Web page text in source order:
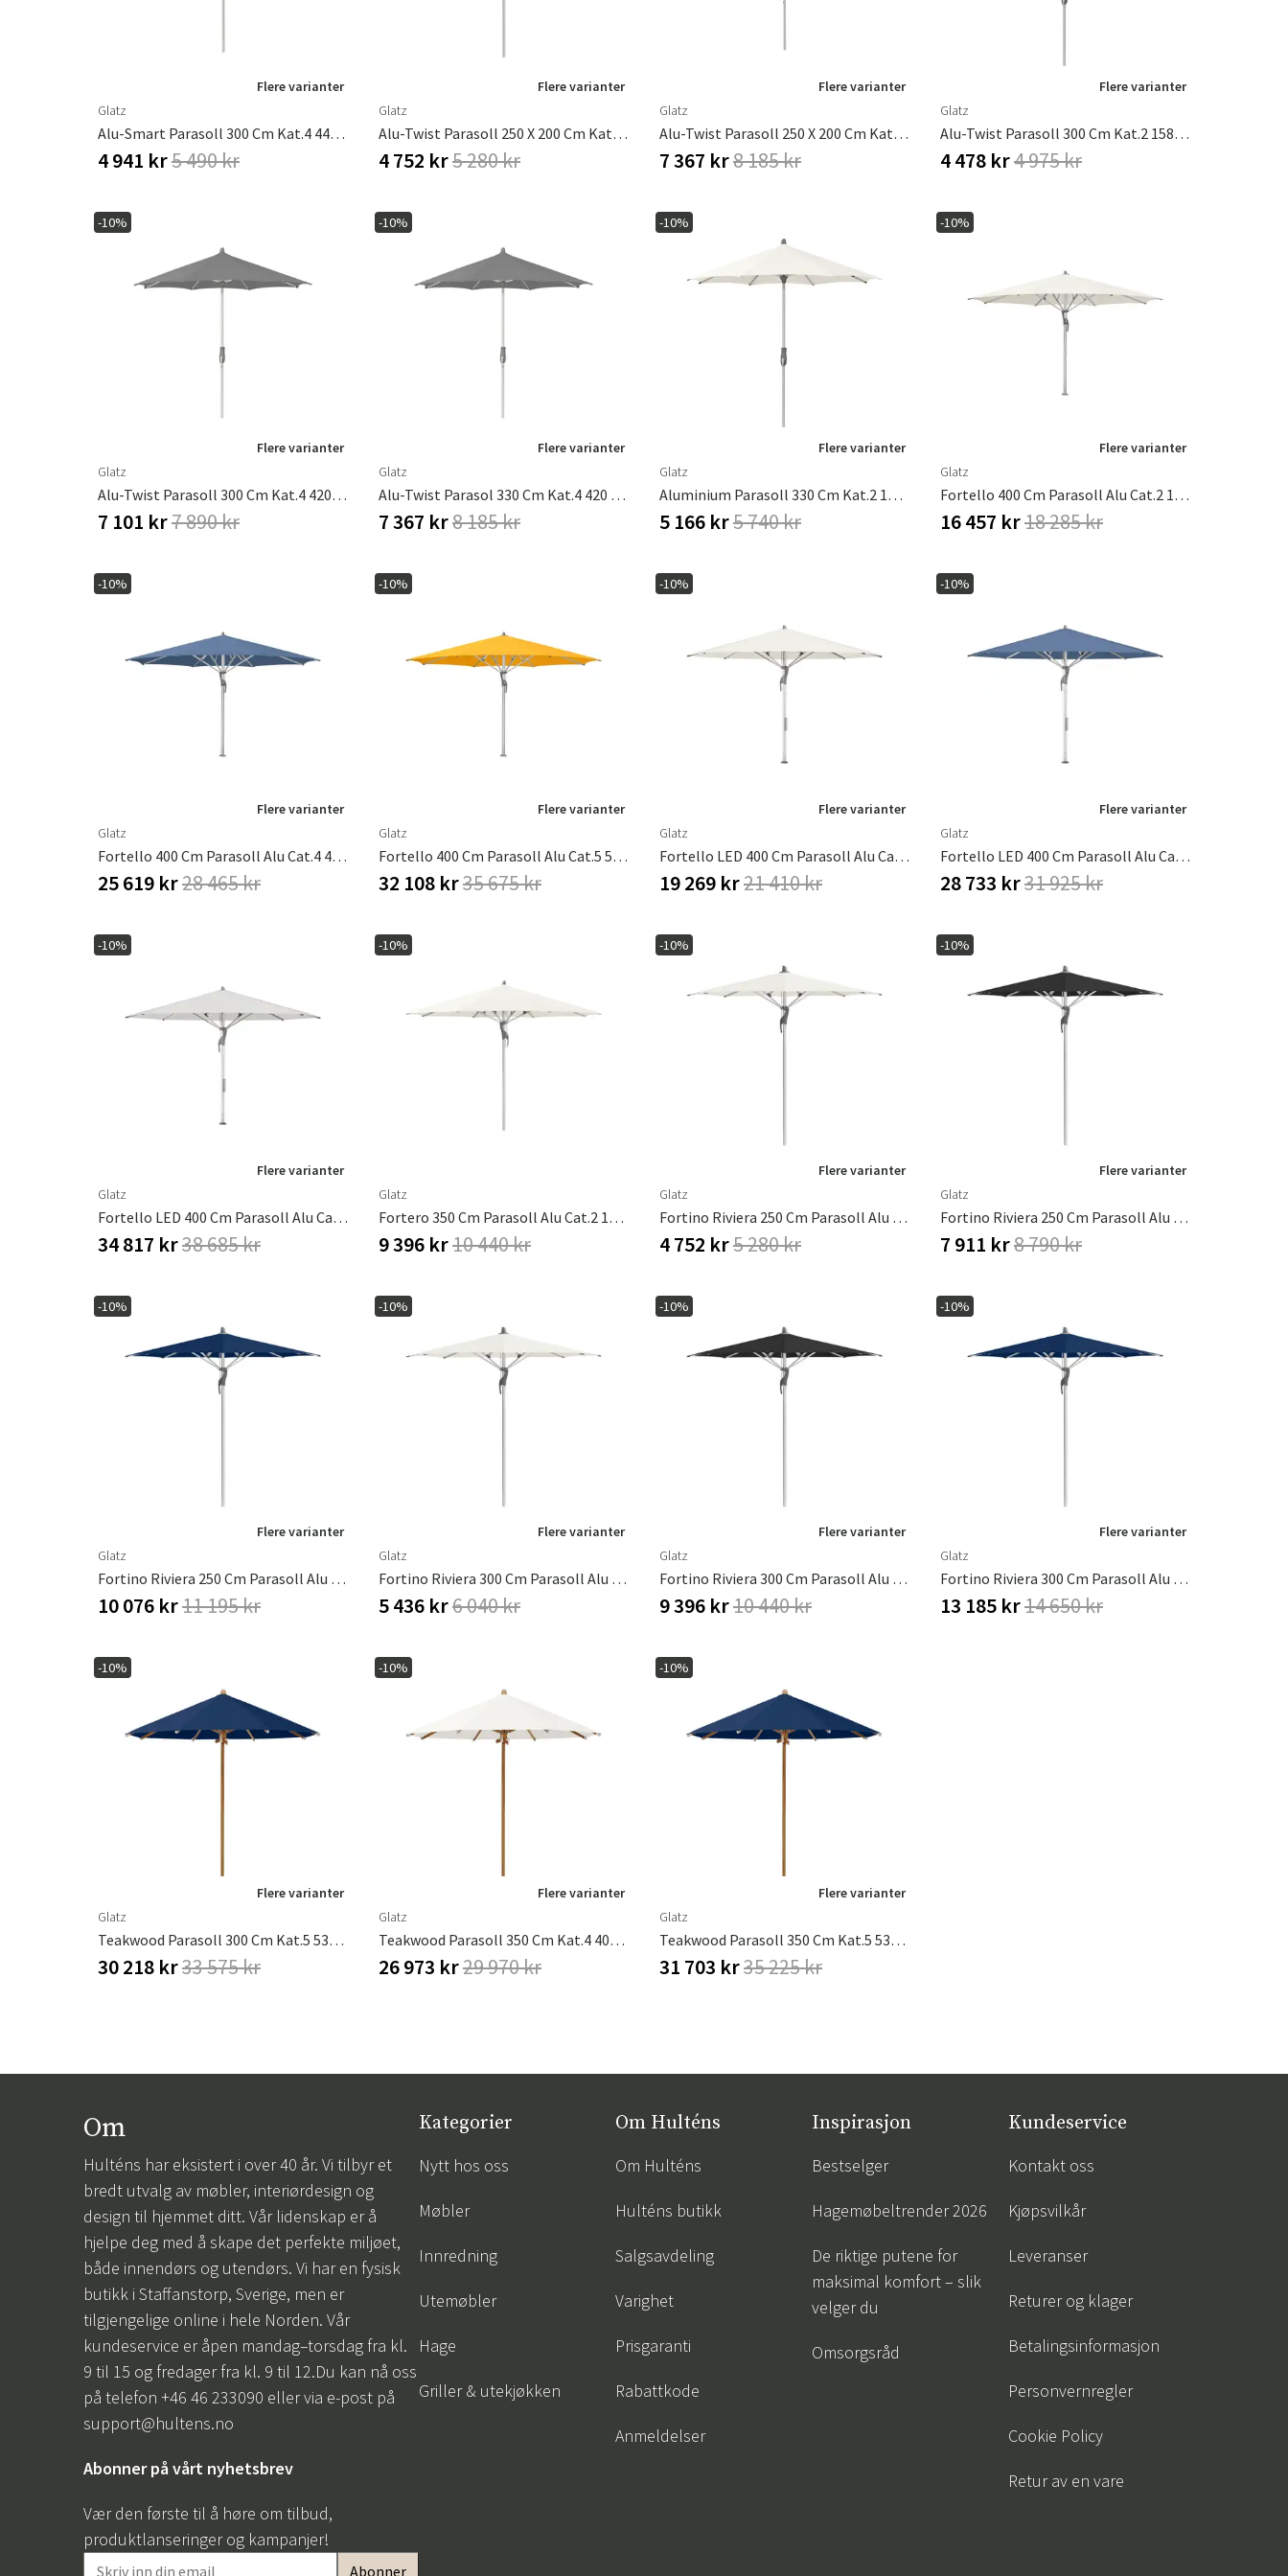
Flere varianter
Glatz
Alu-Smart Parasoll 300 Cm Kat.4 446 Aloe
4 941 kr5 490 kr
Flere varianter
Glatz
Alu-Twist Parasoll 250 X 200 Cm Kat.2 158 Off White
4 752 kr5 280 kr
Flere varianter
Glatz
Alu-Twist Parasoll 250 X 200 Cm Kat.4 420 Smoke Glatz
7 367 kr8 185 kr
Flere varianter
Glatz
Alu-Twist Parasoll 300 Cm Kat.2 158 Off White
4 478 kr4 975 kr
-10%
Flere varianter
Glatz
Alu-Twist Parasoll 300 Cm Kat.4 420 Smoke Glatz
7 101 kr7 890 kr
-10%
Flere varianter
Glatz
Alu-Twist Parasol 330 Cm Kat.4 420 Smoke
7 367 kr8 185 kr
-10%
Flere varianter
Glatz
Aluminium Parasoll 330 Cm Kat.2 158 Off White
5 166 kr5 740 kr
-10%
Flere varianter
Glatz
Fortello 400 Cm Parasoll Alu Cat.2 158 Off White
16 457 kr18 285 kr
-10%
Flere varianter
Glatz
Fortello 400 Cm Parasoll Alu Cat.4 418 Cobalt
25 619 kr28 465 kr
-10%
Flere varianter
Glatz
Fortello 400 Cm Parasoll Alu Cat.5 514 Corn
32 108 kr35 675 kr
-10%
Flere varianter
Glatz
Fortello LED 400 Cm Parasoll Alu Cat.2 158 Off White
19 269 kr21 410 kr
-10%
Flere varianter
Glatz
Fortello LED 400 Cm Parasoll Alu Cat.4 418 Cobalt
28 733 kr31 925 kr
-10%
Flere varianter
Glatz
Fortello LED 400 Cm Parasoll Alu Cat.5 556 Alabaster
34 817 kr38 685 kr
-10%
Glatz
Fortero 350 Cm Parasoll Alu Cat.2 158 Off White
9 396 kr10 440 kr
-10%
Flere varianter
Glatz
Fortino Riviera 250 Cm Parasoll Alu Cat.2 158 Off White
4 752 kr5 280 kr
-10%
Flere varianter
Glatz
Fortino Riviera 250 Cm Parasoll Alu Cat.4 408 Black
7 911 kr8 790 kr
-10%
Flere varianter
Glatz
Fortino Riviera 250 Cm Parasoll Alu Cat.5 530 Atlantic
10 076 kr11 195 kr
-10%
Flere varianter
Glatz
Fortino Riviera 300 Cm Parasoll Alu Cat.2 158 Off White
5 436 kr6 040 kr
-10%
Flere varianter
Glatz
Fortino Riviera 300 Cm Parasoll Alu Cat.4 408 Black
9 396 kr10 440 kr
-10%
Flere varianter
Glatz
Fortino Riviera 300 Cm Parasoll Alu Cat.5 530 Atlantic
13 185 kr14 650 kr
-10%
Flere varianter
Glatz
Teakwood Parasoll 300 Cm Kat.5 530 Atlantic
30 218 kr33 575 kr
-10%
Flere varianter
Glatz
Teakwood Parasoll 350 Cm Kat.4 404 White
26 973 kr29 970 kr
-10%
Flere varianter
Glatz
Teakwood Parasoll 350 Cm Kat.5 530 Atlantic
31 703 kr35 225 kr
Om
Hulténs har eksistert i over 40 år. Vi tilbyr et
bredt utvalg av møbler, interiørdesign og
design til hjemmet ditt. Vår lidenskap er å
hjelpe deg med å skape det perfekte miljøet,
både innendørs og utendørs. Vi har en fysisk
butikk i Staffanstorp, Sverige, men er
tilgjengelige online i hele Norden. Vår
kundeservice er åpen mandag–torsdag fra kl.
9 til 15 og fredager fra kl. 9 til 12.Du kan nå oss
på telefon +46 46 233090 eller via e-post på
support@hultens.no
Abonner på vårt nyhetsbrev
Vær den første til å høre om tilbud,
produktlanseringer og kampanjer!
Kategorier
Nytt hos oss
Møbler
Innredning
Utemøbler
Hage
Griller & utekjøkken
Om Hulténs
Om Hulténs
Hulténs butikk
Salgsavdeling
Varighet
Prisgaranti
Rabattkode
Anmeldelser
Inspirasjon
Bestselger
Hagemøbeltrender 2026
De riktige putene for
maksimal komfort – slik
velger du
Omsorgsråd
Kundeservice
Kontakt oss
Kjøpsvilkår
Leveranser
Returer og klager
Betalingsinformasjon
Personvernregler
Cookie Policy
Retur av en vare